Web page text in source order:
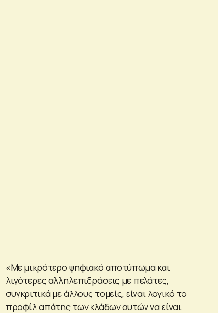
«Με μικρότερο ψηφιακό αποτύπωμα και
λιγότερες αλληλεπιδράσεις με πελάτες,
συγκριτικά με άλλους τομείς, είναι λογικό το
προφίλ απάτης των κλάδων αυτών να είναι